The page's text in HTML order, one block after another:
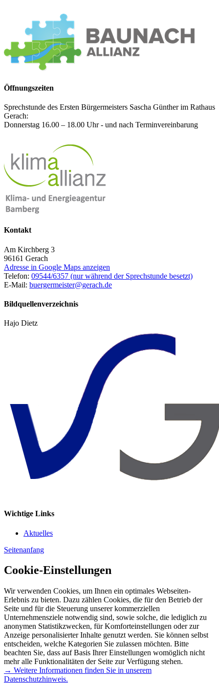
Öffnungszeiten
Sprechstunde des Ersten Bürgermeisters Sascha Günther im Rathaus
Gerach:
Donnerstag 16.00 – 18.00 Uhr - und nach Terminvereinbarung
Kontakt
Am Kirchberg 3
96161 Gerach
Adresse in Google Maps anzeigen
Telefon: 09544/6357 (nur während der Sprechstunde besetzt)
E-Mail: buergermeister@gerach.de
Bildquellenverzeichnis
Hajo Dietz
Wichtige Links
Aktuelles
Seitenanfang
Cookie-Einstellungen
Wir verwenden Cookies, um Ihnen ein optimales Webseiten-
Erlebnis zu bieten. Dazu zählen Cookies, die für den Betrieb der
Seite und für die Steuerung unserer kommerziellen
Unternehmensziele notwendig sind, sowie solche, die lediglich zu
anonymen Statistikzwecken, für Komforteinstellungen oder zur
Anzeige personalisierter Inhalte genutzt werden. Sie können selbst
entscheiden, welche Kategorien Sie zulassen möchten. Bitte
beachten Sie, dass auf Basis Ihrer Einstellungen womöglich nicht
mehr alle Funktionalitäten der Seite zur Verfügung stehen.
→ Weitere Informationen finden Sie in unserem
Datenschutzhinweis.